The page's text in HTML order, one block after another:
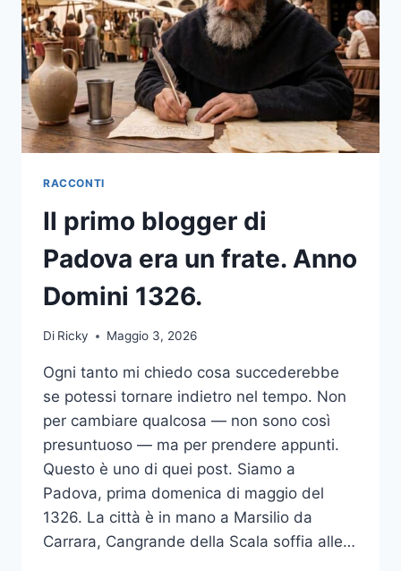
RACCONTI
Il primo blogger di
Padova era un frate. Anno
Domini 1326.
Di Ricky Maggio 3, 2026
Ogni tanto mi chiedo cosa succederebbe
se potessi tornare indietro nel tempo. Non
per cambiare qualcosa — non sono così
presuntuoso — ma per prendere appunti.
Questo è uno di quei post. Siamo a
Padova, prima domenica di maggio del
1326. La città è in mano a Marsilio da
Carrara, Cangrande della Scala soffia alle…